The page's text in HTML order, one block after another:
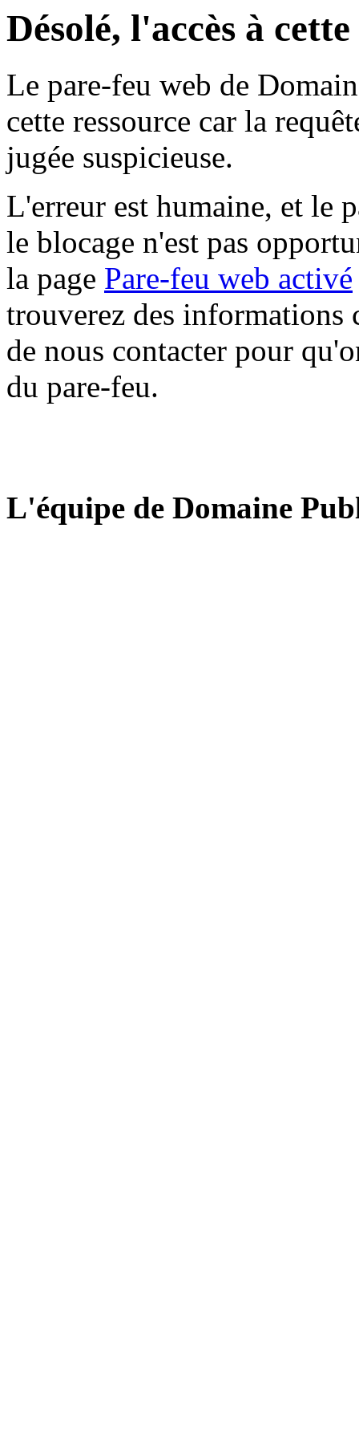
Désolé, l'accès à
Le pare-feu web de
cette ressource car la
jugée suspicieuse.
L'erreur est humaine, et le
le blocage n'est pas
la page Pare-feu web activé
trouverez des informations
de nous contacter pour
du pare-feu.
L'équipe de Domaine